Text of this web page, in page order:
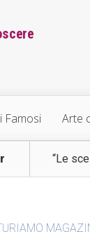
Famosi Arte
“Le